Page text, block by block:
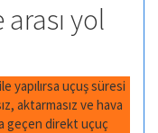
yol
yapılırsa uçuş süresi
aktarmasız ve hava
geçen direkt uçuç